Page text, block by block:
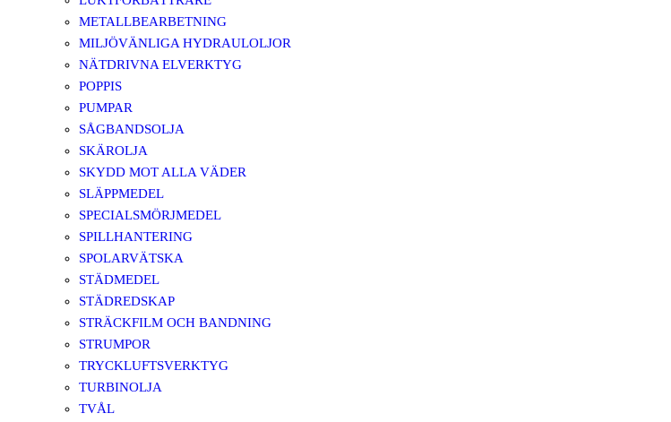
METALLBEARBETNING
MILJÖVÄNLIGA HYDRAULOLJOR
NÄTDRIVNA ELVERKTYG
POPPIS
PUMPAR
SÅGBANDSOLJA
SKÄROLJA
SKYDD MOT ALLA VÄDER
SLÄPPMEDEL
SPECIALSMÖRJMEDEL
SPILLHANTERING
SPOLARVÄTSKA
STÄDMEDEL
STÄDREDSKAP
STRÄCKFILM OCH BANDNING
STRUMPOR
TRYCKLUFTSVERKTYG
TURBINOLJA
TVÅL